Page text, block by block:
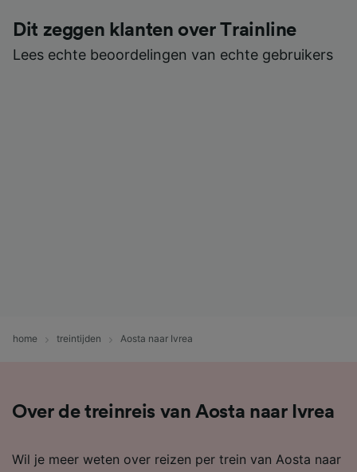
Dit zeggen klanten over Trainline
Lees echte beoordelingen van echte gebruikers
home treintijden Aosta naar Ivrea
Over de treinreis van Aosta naar Ivrea
Wil je meer weten over reizen per trein van Aosta naar